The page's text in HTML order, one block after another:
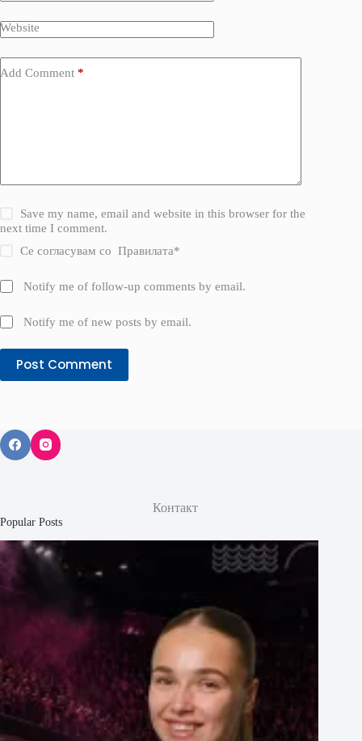
Website
Add Comment *
Save my name, email and website in this browser for the
next time I comment.
Се согласувам соПравилата*
Notify me of follow-up comments by email.
Notify me of new posts by email.
Post Comment
Контакт
Popular Posts